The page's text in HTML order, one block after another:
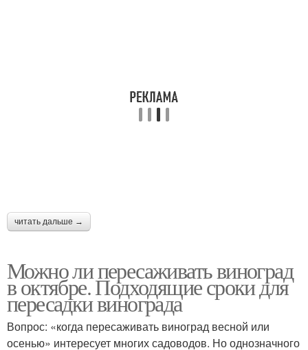
читать дальше →
Можно ли пересаживать виноград
в октябре. Подходящие сроки для
пересадки винограда
Вопрос: «когда пересаживать виноград весной или
осенью» интересует многих садоводов. Но однозначного